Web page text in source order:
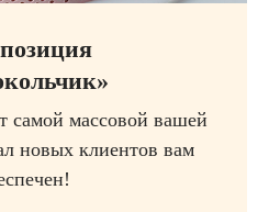
самой массовой вашей
новых клиентов вам